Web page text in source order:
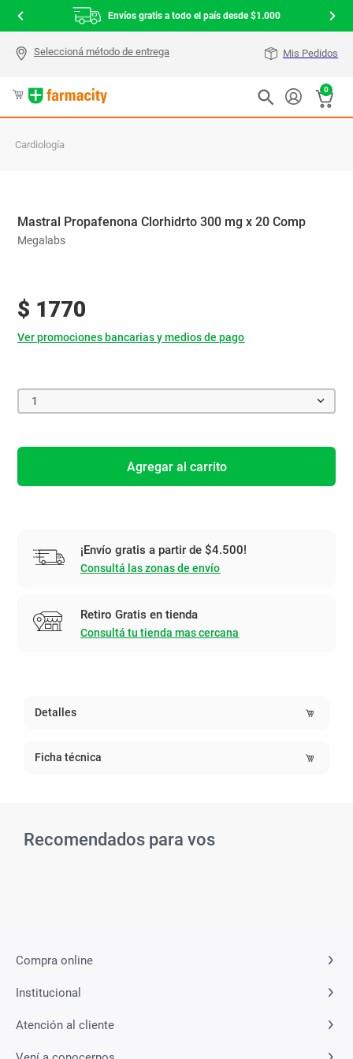
Envíos gratis a todo el país desde $1.000
Mis Pedidos
0
Cardiología
Mastral Propafenona Clorhidrto 300 mg x 20 Comp
Megalabs
$ 1770
Ver promociones bancarias y medios de pago
1
Agregar al carrito
¡Envío gratis a partir de $4.500!
Consultá las zonas de envío
Retiro Gratis en tienda
Consultá tu tienda mas cercana
Detalles
Ficha técnica
Recomendados para vos